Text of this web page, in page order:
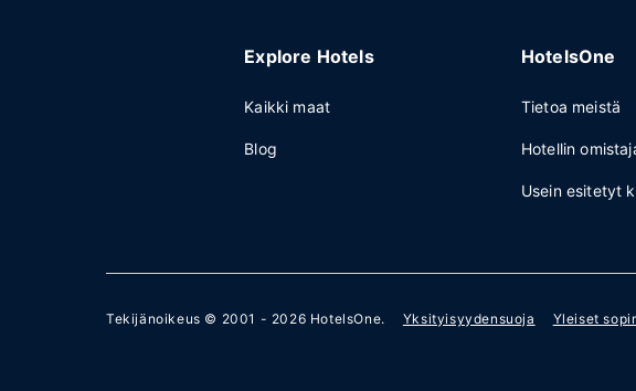
Explore Hotels
Kaikki maat
Blog
HotelsOne
Tietoa meistä
Hotellin
Usein esitetyt
Tekijänoikeus © 2001 - 2026 HotelsOne. Yksityisyydensuoja Yleiset